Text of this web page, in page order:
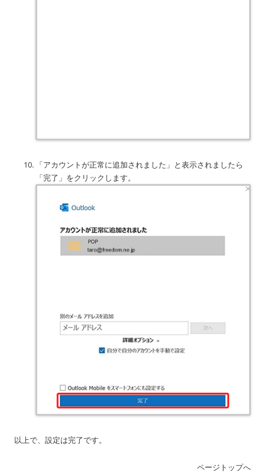
「アカウントが正常に追加されました」と表示されましたら
「完了」をクリックします。
以上で、設定は完了です。
ページトップへ